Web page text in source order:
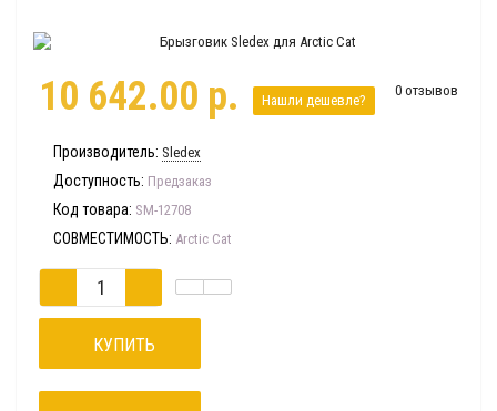
0 отзывов
10 642.00 р. Нашли дешевле?
Производитель: Sledex
Доступность: Предзаказ
Код товара: SM-12708
СОВМЕСТИМОСТЬ: Arctic Cat
КУПИТЬ